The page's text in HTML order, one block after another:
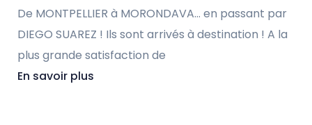
De MONTPELLIER à MORONDAVA… en passant par
DIEGO SUAREZ ! Ils sont arrivés à destination ! A la
plus grande satisfaction de
En savoir plus